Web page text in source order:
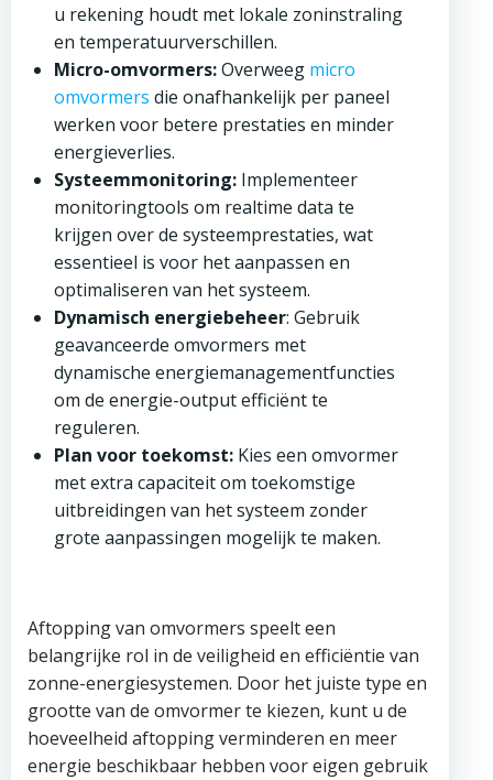
u rekening houdt met lokale zoninstraling
en temperatuurverschillen.
Micro-omvormers:Overweeg micro
omvormers die onafhankelijk per paneel
werken voor betere prestaties en minder
energieverlies.
Systeemmonitoring: Implementeer
monitoringtools om realtime data te
krijgen over de systeemprestaties, wat
essentieel is voor het aanpassen en
optimaliseren van het systeem.
Dynamisch energiebeheer: Gebruik
geavanceerde omvormers met
dynamische energiemanagementfuncties
om de energie-output efficiënt te
reguleren.
Plan voor toekomst: Kies een omvormer
met extra capaciteit om toekomstige
uitbreidingen van het systeem zonder
grote aanpassingen mogelijk te maken.
Aftopping van omvormers speelt een
belangrijke rol in de veiligheid en efficiëntie van
zonne-energiesystemen. Door het juiste type en
grootte van de omvormer te kiezen, kunt u de
hoeveelheid aftopping verminderen en meer
energie beschikbaar hebben voor eigen gebruik